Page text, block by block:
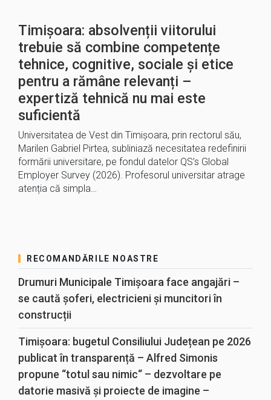
Timișoara: absolvenții viitorului
trebuie să combine competențe
tehnice, cognitive, sociale și etice
pentru a rămâne relevanți –
expertiză tehnică nu mai este
suficientă
Universitatea de Vest din Timișoara, prin rectorul său,
Marilen Gabriel Pirtea, subliniază necesitatea redefinirii
formării universitare, pe fondul datelor QS’s Global
Employer Survey (2026). Profesorul universitar atrage
atenția că simpla…
RECOMANDĂRILE NOASTRE
Drumuri Municipale Timișoara face angajări –
se caută șoferi, electricieni și muncitori în
construcții
Timișoara: bugetul Consiliului Județean pe 2026
publicat în transparență – Alfred Simonis
propune “totul sau nimic“ – dezvoltare pe
datorie masivă și proiecte de imagine –